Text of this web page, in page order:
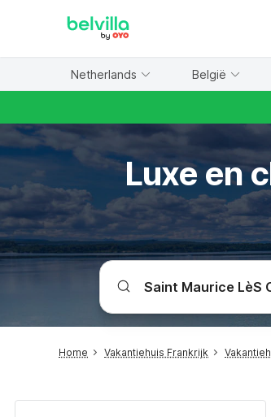
Netherlands België
Luxe en
Home Vakantiehuis Frankrijk